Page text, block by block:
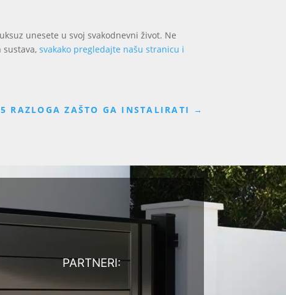
unesete u svoj svakodnevni život. Ne
sustava,svakako pregledajte našu stranicu i
RAZLOGA ZAŠTO GA INSTALIRATI →
PARTNERI: